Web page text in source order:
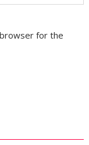
for the